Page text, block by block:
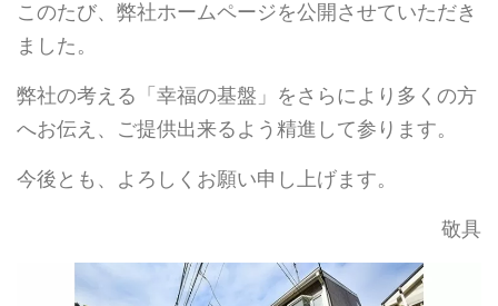
このたび、弊社ホームページを公開させていただき
ました。
弊社の考える「幸福の基盤」をさらにより多くの方
へお伝え、ご提供出来るよう精進して参ります。
今後とも、よろしくお願い申し上げます。
敬具